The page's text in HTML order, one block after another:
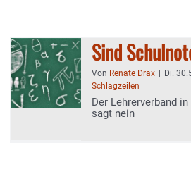
Sind
Von Renate Drax Di.
Schlagzeilen
Der Lehrerverband
sagt nein